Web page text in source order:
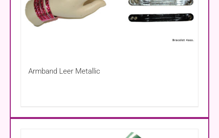
Armband Leer Metallic